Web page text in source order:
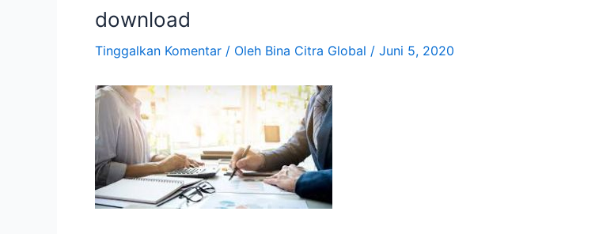
download
Tinggalkan Komentar / Oleh Bina Citra Global / Juni 5, 2020